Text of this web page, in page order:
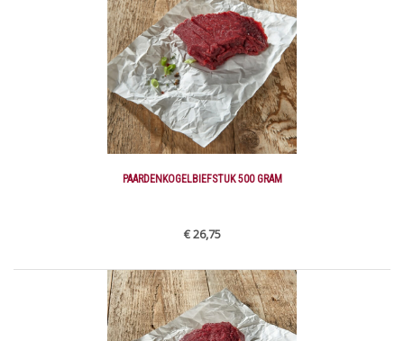
PAARDENKOGELBIEFSTUK 500 GRAM
€ 26,75